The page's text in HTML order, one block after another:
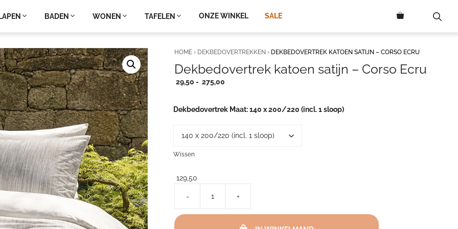
BADEN WONEN TAFELEN ONZE WINKEL SALE
HOME › DEKBEDOVERTREKKEN › DEKBEDOVERTREK KATOEN SATIJN – CORSO ECRU
Dekbedovertrek katoen satijn – Corso Ecru
29,50 - 275,00
275,00
Dekbedovertrek Maat 140 x 200/220 (incl. 1 sloop)
Wissen
129,50
-
Dekbedovertrek
katoen
satijn
+